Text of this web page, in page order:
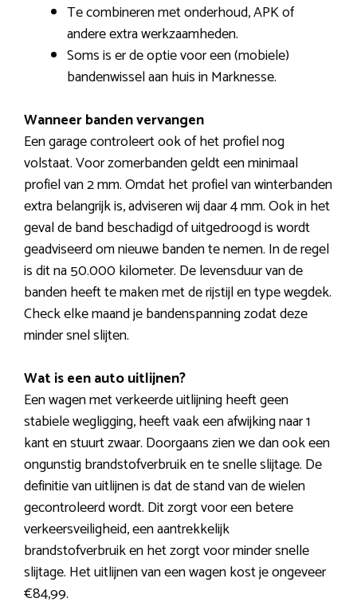
Te combineren met onderhoud, APK of
andere extra werkzaamheden.
Soms is er de optie voor een (mobiele)
bandenwissel aan huis in Marknesse.
Wanneer banden vervangen
Een garage controleert ook of het profiel nog
volstaat. Voor zomerbanden geldt een minimaal
profiel van 2 mm. Omdat het profiel van winterbanden
extra belangrijk is, adviseren wij daar 4 mm. Ook in het
geval de band beschadigd of uitgedroogd is wordt
geadviseerd om nieuwe banden te nemen. In de regel
is dit na 50.000 kilometer. De levensduur van de
banden heeft te maken met de rijstijl en type wegdek.
Check elke maand je bandenspanning zodat deze
minder snel slijten.
Wat is een auto uitlijnen?
Een wagen met verkeerde uitlijning heeft geen
stabiele wegligging, heeft vaak een afwijking naar 1
kant en stuurt zwaar. Doorgaans zien we dan ook een
ongunstig brandstofverbruik en te snelle slijtage. De
definitie van uitlijnen is dat de stand van de wielen
gecontroleerd wordt. Dit zorgt voor een betere
verkeersveiligheid, een aantrekkelijk
brandstofverbruik en het zorgt voor minder snelle
slijtage. Het uitlijnen van een wagen kost je ongeveer
€84,99.